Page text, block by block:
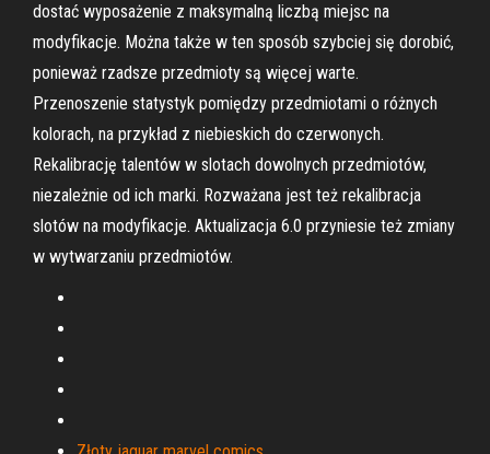
dostać wyposażenie z maksymalną liczbą miejsc na
modyfikacje. Można także w ten sposób szybciej się dorobić,
ponieważ rzadsze przedmioty są więcej warte.
Przenoszenie statystyk pomiędzy przedmiotami o różnych
kolorach, na przykład z niebieskich do czerwonych.
Rekalibrację talentów w slotach dowolnych przedmiotów,
niezależnie od ich marki. Rozważana jest też rekalibracja
slotów na modyfikacje. Aktualizacja 6.0 przyniesie też zmiany
w wytwarzaniu przedmiotów.